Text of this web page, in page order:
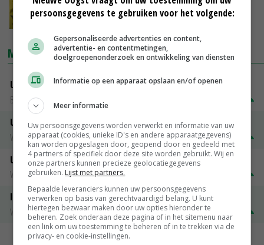
onderzoek
23-04-2018
MARKTPRIJZEN
Uitbetaalprijs DCA BestPigletPrice
Biggen weekprijzen
Uitbetaalprijs Compaxo
Vleesvarkens
€ 1,32 € 0,10
Uitbetaalprijs Van Rooi Meat
Vleesvarkens
ISN prijs Frankrijk
Vleesvarkens
€ 1,78
MEER MARKTPRIJZEN
persoonsgegevens te gebruiken voor het volgende:
Gepersonaliseerde advertenties en content,
advertentie- en contentmetingen,
doelgroepenonderzoek en ontwikkeling van diensten
Informatie op een apparaat opslaan en/of openen
Meer informatie
Uw persoonsgegevens worden verwerkt en informatie van uw
apparaat (cookies, unieke ID's en andere apparaatgegevens)
kan worden opgeslagen door, geopend door en gedeeld met
4 partners of specifiek door deze site worden gebruikt. Wij en
onze partners kunnen precieze geolocatiegegevens
gebruiken. Lijst met partners.
Bepaalde leveranciers kunnen uw persoonsgegevens
verwerken op basis van gerechtvaardigd belang. U kunt
hiertegen bezwaar maken door uw opties hieronder te
beheren. Zoek onderaan deze pagina of in het sitemenu naar
een link om uw toestemming te beheren of in te trekken via de
privacy- en cookie-instellingen.